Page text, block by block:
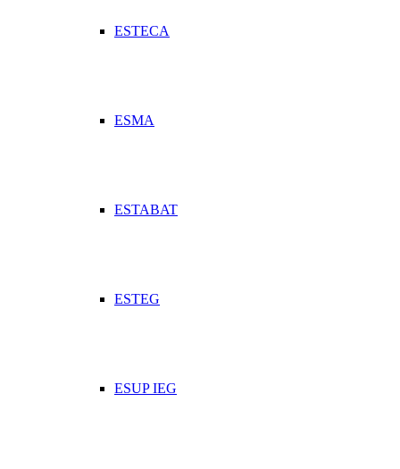
ESTECA
ESMA
ESTABAT
ESTEG
ESUP IEG